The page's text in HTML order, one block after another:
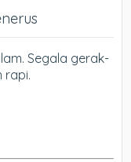
Segala gerak-
rapi.